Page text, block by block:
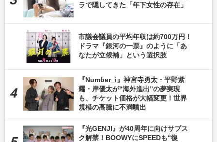
ラで隠してきた「年下女性の存在」
市議会議員の平均年収は約700万円！
ドラマ『銀河の一票』のように「あ
なたが立候補」という選択肢
『Number_i』神宮寺勇太・平野紫
耀・岸優太が“海外進出”の夢実現
も、チケット価格が大幅変更！世界
規模の高騰に不満噴出
『光GENJI』が40周年に向けサブス
ク解禁！BOOWYにSPEEDも“復